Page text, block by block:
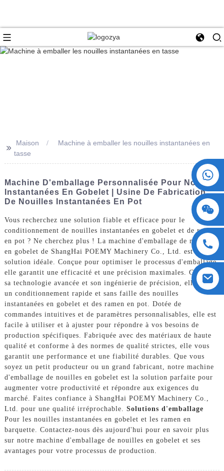
>>
Maison
Machine à emballer les nouilles instantanées en
tasse
Machine D'emballage Personnalisée Pour Nouilles
Instantanées En Gobelet | Usine De Fabrication
De Nouilles Instantanées En Pot
Vous recherchez une solution fiable et efficace pour le
conditionnement de nouilles instantanées en gobelet et de ramen
en pot ? Ne cherchez plus ! La machine d'emballage de nouilles
en gobelet de ShangHai POEMY Machinery Co., Ltd. est la
solution idéale. Conçue pour optimiser le processus d'emballage,
elle garantit une efficacité et une précision maximales. Grâce à
sa technologie avancée et son ingénierie de précision, elle assure
un conditionnement rapide et sans faille des nouilles
instantanées en gobelet et des ramen en pot. Dotée de
commandes intuitives et de paramètres personnalisables, elle est
facile à utiliser et à ajuster pour répondre à vos besoins de
production spécifiques. Fabriquée avec des matériaux de haute
qualité et conforme à des normes de qualité strictes, elle vous
garantit une performance et une fiabilité durables. Que vous
soyez un petit producteur ou un grand fabricant, notre machine
d'emballage de nouilles en gobelet est la solution parfaite pour
augmenter votre productivité et répondre aux exigences du
marché. Faites confiance à ShangHai POEMY Machinery Co.,
Ltd. pour une qualité irréprochable. Solutions d'emballage
Pour les nouilles instantanées en gobelet et les ramen en
barquette. Contactez-nous dès aujourd'hui pour en savoir plus
sur notre machine d'emballage de nouilles en gobelet et ses
avantages pour votre processus de production.